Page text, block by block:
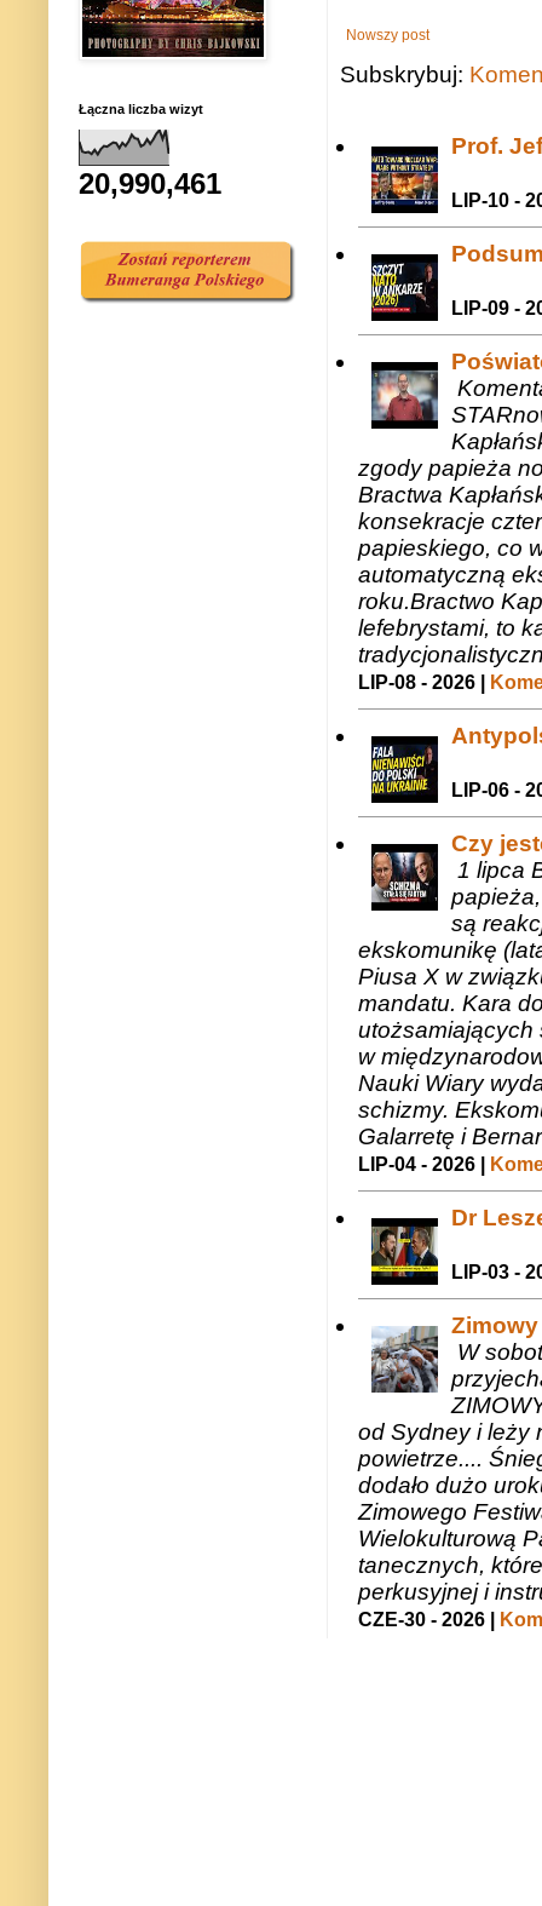
Nowszy post
Subskrybuj:
Prof.
LIP-10 -
LIP-09 -
zgody papieża
Bractwa
konsekracje
papieskiego, co
automatyczną
roku.Bractwo
lefebrystami, to
LIP-08 - 2026 |
LIP-06 -
Czy
1 lipca
są
ekskomunikę
Piusa X w
mandatu. Kara
utożsamiających
w
Nauki Wiary
schizmy.
Galarretę i
LIP-04 - 2026 |
Dr
LIP-03 -
W
od Sydney i leży
powietrze....
dodało dużo
Zimowego
Wielokulturową
tanecznych,
perkusyjnej i
CZE-30 - 2026 |
Łączna liczba wizyt
20,990,461